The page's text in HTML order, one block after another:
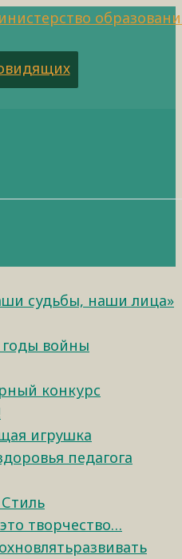
судьбы, наши лица»
годы войны
конкурс
игрушка
педагога
творчество…